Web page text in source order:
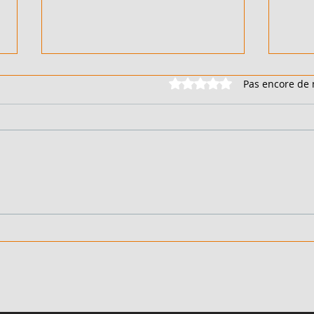
VENTE - COTE D'IVOIRE -
FCFA
Noté 0 étoile sur 5.
Pas encore de